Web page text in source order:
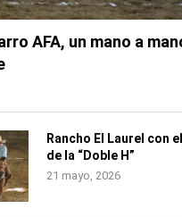
AFA, un mano a
Rancho El Laurel con
de la “Doble H”
21 mayo, 2026